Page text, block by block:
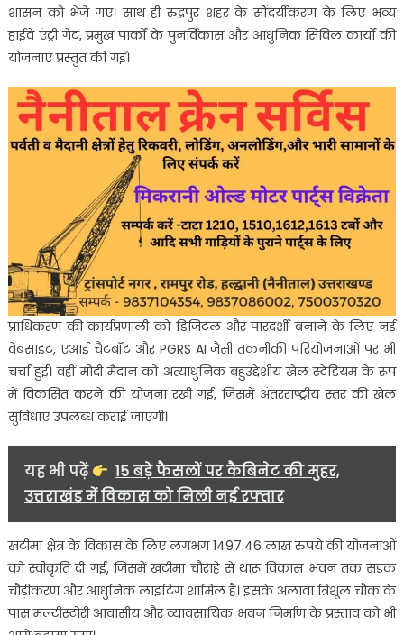
शासन को भेजे गए। साथ ही रुद्रपुर शहर के सौंदर्यीकरण के लिए भव्य
हाईवे एंट्री गेट, प्रमुख पार्कों के पुनर्विकास और आधुनिक सिविल कार्यों की
योजनाएं प्रस्तुत की गईं।
प्राधिकरण की कार्यप्रणाली को डिजिटल और पारदर्शी बनाने के लिए नई
वेबसाइट, एआई चैटबॉट और PGRS AI जैसी तकनीकी परियोजनाओं पर भी
चर्चा हुई। वहीं मोदी मैदान को अत्याधुनिक बहुउद्देशीय खेल स्टेडियम के रूप
में विकसित करने की योजना रखी गई, जिसमें अंतरराष्ट्रीय स्तर की खेल
सुविधाएं उपलब्ध कराई जाएंगी।
यह भी पढ़ें
15 बड़े फैसलों पर कैबिनेट की मुहर,
उत्तराखंड में विकास को मिली नई रफ्तार
खटीमा क्षेत्र के विकास के लिए लगभग 1497.46 लाख रुपये की योजनाओं
को स्वीकृति दी गई, जिसमें खटीमा चौराहे से थारू विकास भवन तक सड़क
चौड़ीकरण और आधुनिक लाइटिंग शामिल है। इसके अलावा त्रिशूल चौक के
पास मल्टीस्टोरी आवासीय और व्यावसायिक भवन निर्माण के प्रस्ताव को भी